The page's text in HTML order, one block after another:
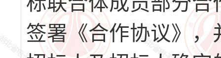
签署《合作协议》